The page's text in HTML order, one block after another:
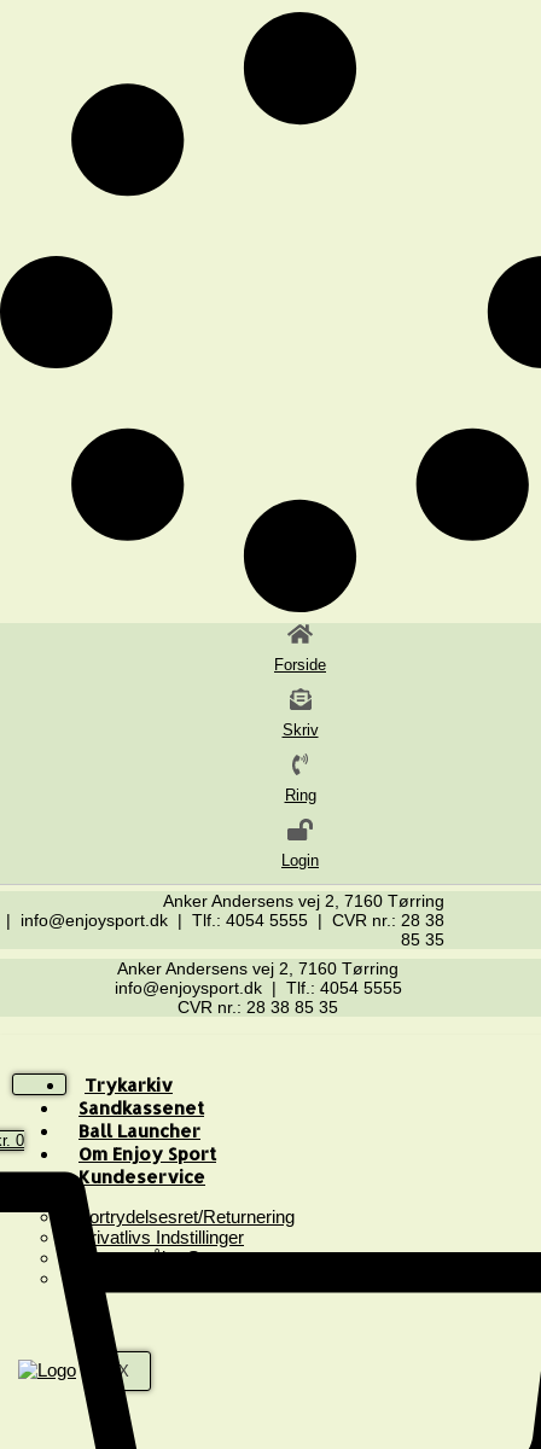
Forside
Skriv
Ring
Login
Anker Andersens vej 2, 7160 Tørring
| info@enjoysport.dk | Tlf.: 4054 5555 | CVR nr.: 28 38
85 35
Anker Andersens vej 2, 7160 Tørring
info@enjoysport.dk | Tlf.: 4054 5555
CVR nr.: 28 38 85 35
Trykarkiv
Sandkassenet
Ball Launcher
Om Enjoy Sport
Kundeservice
Fortrydelsesret/Returnering
Privatlivs Indstillinger
Spørgsmål & Svar
X
0